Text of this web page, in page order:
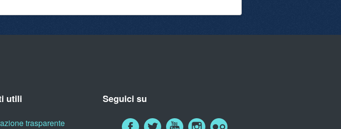
utili
trasparente
Seguici su